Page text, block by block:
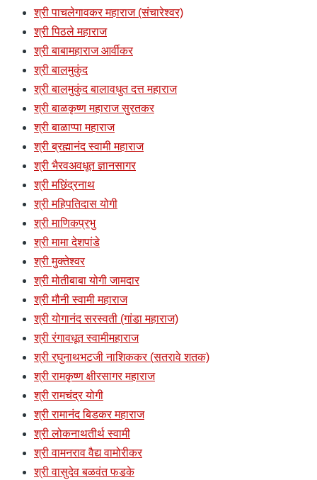
श्री पाचलेगावकर महाराज (संचारेश्वर)
श्री पिठले महाराज
श्री बाबामहाराज आर्वीकर
श्री बालमुकुंद
श्री बालमुकुंद बालावधुत दत्त महाराज
श्री बाळकृष्ण महाराज सुरतकर
श्री बाळाप्पा महाराज
श्री ब्रह्मानंद स्वामी महाराज
श्री भैरवअवधूत ज्ञानसागर
श्री मछिंद्रनाथ
श्री महिपतिदास योगी
श्री माणिकप्रभु
श्री मामा देशपांडे
श्री मुक्तेश्वर
श्री मोतीबाबा योगी जामदार
श्री मौनी स्वामी महाराज
श्री योगानंद सरस्वती (गांडा महाराज)
श्री रंगावधूत स्वामीमहाराज
श्री रघुनाथभटजी नाशिककर (सतरावे शतक)
श्री रामकृष्ण क्षीरसागर महाराज
श्री रामचंद्र योगी
श्री रामानंद बिडकर महाराज
श्री लोकनाथतीर्थ स्वामी
श्री वामनराव वैद्य वामोरीकर
श्री वासुदेव बळवंत फडके